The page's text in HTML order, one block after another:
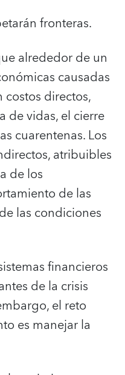
fronteras.
alrededor de un
causadas
directos,
de vidas, el cierre
cuarentenas. Los
atribuibles
de los
de las
las condiciones
financieros
de la crisis
el reto
es manejar la